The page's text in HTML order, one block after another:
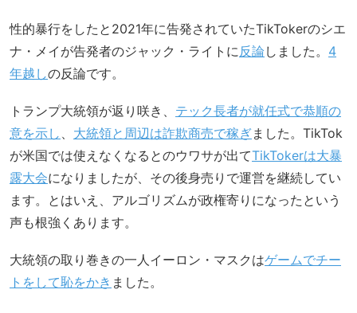
性的暴行をしたと2021年に告発されていたTikTokerのシエ
ナ・メイが告発者のジャック・ライトに 反論 しました。 4
年越しの反論です。
トランプ大統領が返り咲き、 テック長者が就任式で恭順の
意を示し
大統領と周辺は詐欺商売で稼ぎました。TikTok
が米国では使えなくなるとのウワサが出てTikTokerは大暴
露大会になりましたが、その後身売りで運営を継続してい
ます。とはいえ、アルゴリズムが政権寄りになったという
声も根強くあります。
大統領の取り巻きの一人イーロン・マスクはゲームでチー
トをして恥をかき ました。